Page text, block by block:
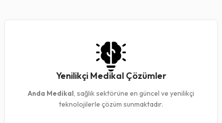
Yenilikçi Medikal Çözümler
Anda Medikal, sağlık sektörüne en güncel ve yenilikçi
teknolojilerle çözüm sunmaktadır.